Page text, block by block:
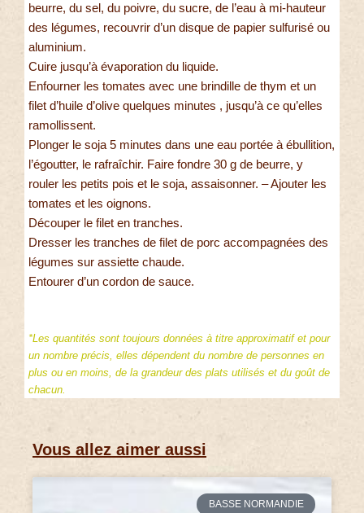
beurre, du sel, du poivre, du sucre, de l’eau à mi-hauteur
des légumes, recouvrir d’un disque de papier sulfurisé ou
aluminium.
Cuire jusqu’à évaporation du liquide.
Enfourner les tomates avec une brindille de thym et un
filet d’huile d’olive quelques minutes , jusqu’à ce qu’elles
ramollissent.
Plonger le soja 5 minutes dans une eau portée à ébullition,
l’égoutter, le rafraîchir. Faire fondre 30 g de beurre, y
rouler les petits pois et le soja, assaisonner. – Ajouter les
tomates et les oignons.
Découper le filet en tranches.
Dresser les tranches de filet de porc accompagnées des
légumes sur assiette chaude.
Entourer d’un cordon de sauce.
*Les quantités sont toujours données à titre approximatif et pour
un nombre précis, elles dépendent du nombre de personnes en
plus ou en moins, de la grandeur des plats utilisés et du goût de
chacun.
Vous allez aimer aussi
BASSE NORMANDIE